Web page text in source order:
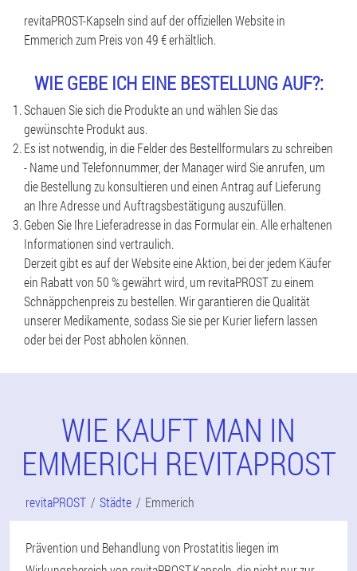
revitaPROST-Kapseln sind auf der offiziellen Website in
Emmerich zum Preis von 49 € erhältlich.
WIE GEBE ICH EINE BESTELLUNG AUF?:
Schauen Sie sich die Produkte an und wählen Sie das
gewünschte Produkt aus.
Es ist notwendig, in die Felder des Bestellformulars zu schreiben
- Name und Telefonnummer, der Manager wird Sie anrufen, um
die Bestellung zu konsultieren und einen Antrag auf Lieferung
an Ihre Adresse und Auftragsbestätigung auszufüllen.
Geben Sie Ihre Lieferadresse in das Formular ein. Alle erhaltenen
Informationen sind vertraulich.
Derzeit gibt es auf der Website eine Aktion, bei der jedem Käufer
ein Rabatt von 50 % gewährt wird, um revitaPROST zu einem
Schnäppchenpreis zu bestellen. Wir garantieren die Qualität
unserer Medikamente, sodass Sie sie per Kurier liefern lassen
oder bei der Post abholen können.
WIE KAUFT MAN IN
EMMERICH REVITAPROST
revitaPROST Städte Emmerich
Prävention und Behandlung von Prostatitis liegen im